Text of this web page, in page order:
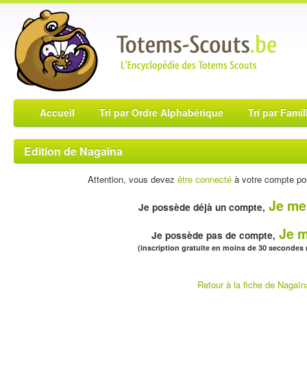
Accueil Tri par Ordre Alphabétique Tri par
Edition de Nagaïna
Attention, vous devez être connectéà votre compte
Je possède déjà un compte, Je
Je possède pas de compte, Je
(inscription gratuite en moins de 30 secondes
Retour à la fiche de